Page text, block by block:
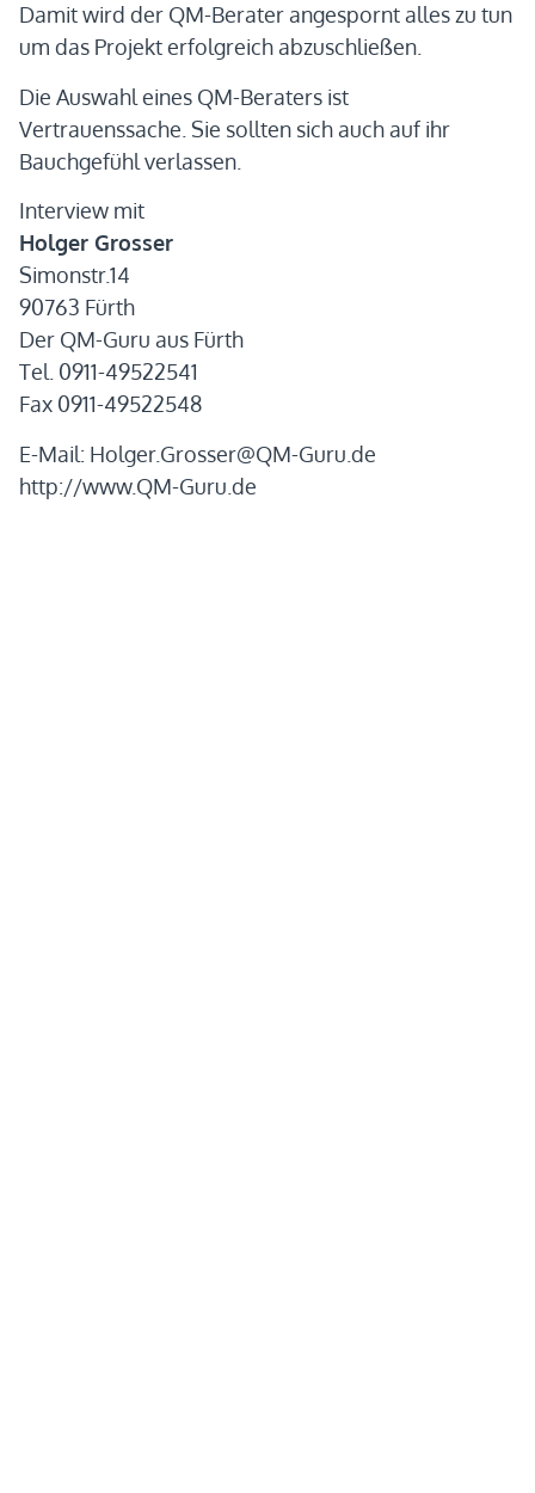
Damit wird der QM-Berater angespornt alles zu tun
um das Projekt erfolgreich abzuschließen.
Die Auswahl eines QM-Beraters ist
Vertrauenssache. Sie sollten sich auch auf ihr
Bauchgefühl verlassen.
Interview mit
Holger Grosser
Simonstr.14
90763 Fürth
Der QM-Guru aus Fürth
Tel. 0911-49522541
Fax 0911-49522548
E-Mail: Holger.Grosser@QM-Guru.de
http://www.QM-Guru.de